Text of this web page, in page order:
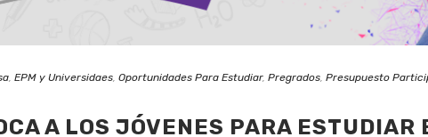
, EPM y Universidaes, Oportunidades Para Estudiar, Pregrados, Presupuesto
A LOS JÓVENES PARA ESTUDIAR